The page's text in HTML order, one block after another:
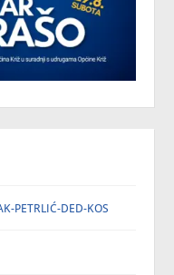
PETRLIĆ-DED-KOS